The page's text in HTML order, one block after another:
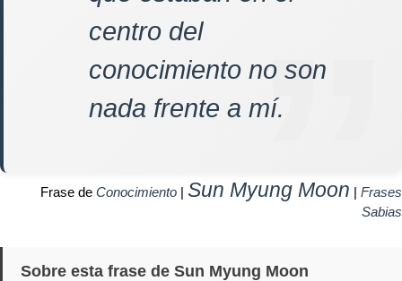
centro del
conocimiento no son
nada frente a mí.
Frase de Conocimiento | Sun Myung Moon | Frases
Sabias
Sobre esta frase de Sun Myung Moon